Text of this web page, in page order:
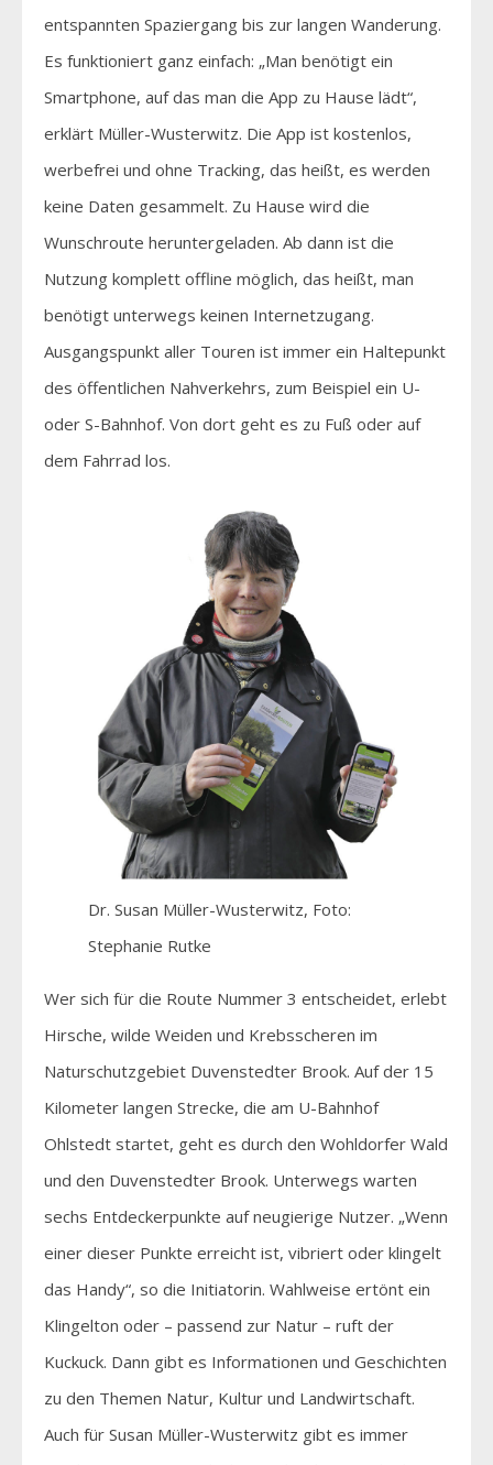
entspannten Spaziergang bis zur langen Wanderung.
Es funktioniert ganz einfach: „Man benötigt ein
Smartphone, auf das man die App zu Hause lädt“,
erklärt Müller-Wusterwitz. Die App ist kostenlos,
werbefrei und ohne Tracking, das heißt, es werden
keine Daten gesammelt. Zu Hause wird die
Wunschroute heruntergeladen. Ab dann ist die
Nutzung komplett offline möglich, das heißt, man
benötigt unterwegs keinen Internetzugang.
Ausgangspunkt aller Touren ist immer ein Haltepunkt
des öffentlichen Nahverkehrs, zum Beispiel ein U-
oder S-Bahnhof. Von dort geht es zu Fuß oder auf
dem Fahrrad los.
Dr. Susan Müller-Wusterwitz, Foto:
Stephanie Rutke
Wer sich für die Route Nummer 3 entscheidet, erlebt
Hirsche, wilde Weiden und Krebsscheren im
Naturschutzgebiet Duvenstedter Brook. Auf der 15
Kilometer langen Strecke, die am U-Bahnhof
Ohlstedt startet, geht es durch den Wohldorfer Wald
und den Duvenstedter Brook. Unterwegs warten
sechs Entdeckerpunkte auf neugierige Nutzer. „Wenn
einer dieser Punkte erreicht ist, vibriert oder klingelt
das Handy“, so die Initiatorin. Wahlweise ertönt ein
Klingelton oder – passend zur Natur – ruft der
Kuckuck. Dann gibt es Informationen und Geschichten
zu den Themen Natur, Kultur und Landwirtschaft.
Auch für Susan Müller-Wusterwitz gibt es immer